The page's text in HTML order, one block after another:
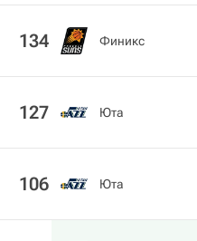
134 Финикс
127 Юта
106 Юта